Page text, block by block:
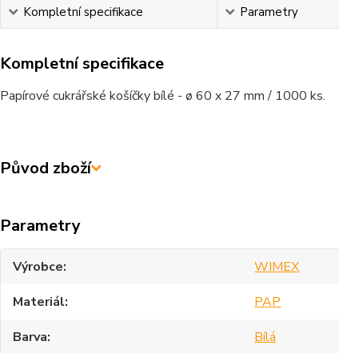
Kompletní specifikace Parametry
Kompletní specifikace
Papírové cukrářské košíčky bílé - ø 60 x 27 mm / 1000 ks.
Původ zboží
Parametry
Výrobce
WIMEX
Materiál
PAP
Barva
Bílá